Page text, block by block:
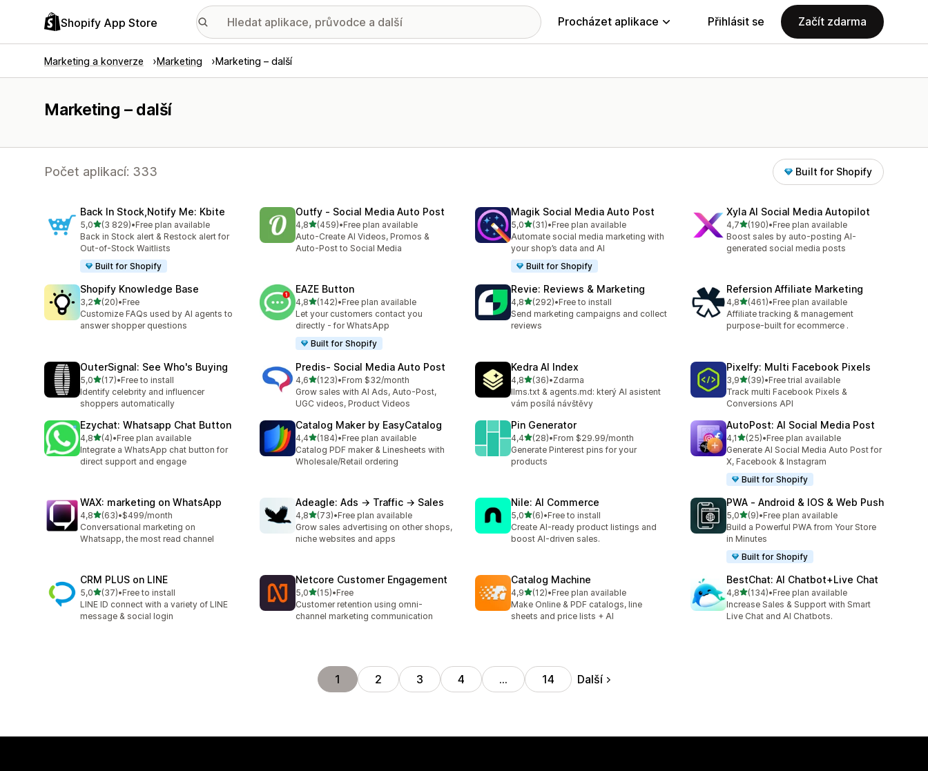
Shopify App Store Procházet aplikace Přihlásit se Začít zdarma
Marketing a konverze Marketing Marketing – další
Marketing – další
Počet aplikací: 333 Built for Shopify
Back In Stock,Notify Me: Kbite
5,0z 5 hvězd
(3 829)
Celkový počet recenzí: 3829
•Free plan available
Back in Stock alert & Restock alert for
Out-of-Stock Waitlists
Built for Shopify
Outfy ‑ Social Media Auto Post
4,8z 5 hvězd
(459)
Celkový počet recenzí: 459
•Free plan available
Auto-Create AI Videos, Promos &
Auto-Post to Social Media
Magik Social Media Auto Post
5,0z 5 hvězd
(31)
Celkový počet recenzí: 31
•Free plan available
Automate social media marketing with
your shop’s data and AI
Built for Shopify
Xyla AI Social Media Autopilot
4,7z 5 hvězd
(190)
Celkový počet recenzí: 190
•Free plan available
Boost sales by auto-posting AI-
generated social media posts
Shopify Knowledge Base
3,2z 5 hvězd
(20)
Celkový počet recenzí: 20
•Free
Customize FAQs used by AI agents to
answer shopper questions
EAZE Button
4,8z 5 hvězd
(142)
Celkový počet recenzí: 142
•Free plan available
Let your customers contact you
directly - for WhatsApp
Built for Shopify
Revie: Reviews & Marketing
4,8z 5 hvězd
(292)
Celkový počet recenzí: 292
•Free to install
Send marketing campaigns and collect
reviews
Refersion Affiliate Marketing
4,8z 5 hvězd
(461)
Celkový počet recenzí: 461
•Free plan available
Affiliate tracking & management
purpose-built for ecommerce .
OuterSignal: See Who's Buying
5,0z 5 hvězd
(17)
Celkový počet recenzí: 17
•Free to install
Identify celebrity and influencer
shoppers automatically
Predis‑ Social Media Auto Post
4,6z 5 hvězd
(123)
Celkový počet recenzí: 123
•From $32/month
Grow sales with AI Ads, Auto-Post,
UGC videos, Product Videos
Kedra AI Index
4,8z 5 hvězd
(36)
Celkový počet recenzí: 36
•Zdarma
llms.txt & agents.md: který AI asistent
vám posílá návštěvy
Pixelfy: Multi Facebook Pixels
3,9z 5 hvězd
(39)
Celkový počet recenzí: 39
•Free trial available
Track multi Facebook Pixels &
Conversions API
Ezychat: Whatsapp Chat Button
4,8z 5 hvězd
(4)
Celkový počet recenzí: 4
•Free plan available
Integrate a WhatsApp chat button for
direct support and engage
Catalog Maker by EasyCatalog
4,4z 5 hvězd
(184)
Celkový počet recenzí: 184
•Free plan available
Catalog PDF maker & Linesheets with
Wholesale/Retail ordering
Pin Generator
4,4z 5 hvězd
(28)
Celkový počet recenzí: 28
•From $29.99/month
Generate Pinterest pins for your
products
AutoPost: AI Social Media Post
4,1z 5 hvězd
(25)
Celkový počet recenzí: 25
•Free plan available
Generate AI Social Media Auto Post for
X, Facebook & Instagram
Built for Shopify
WAX: marketing on WhatsApp
4,8z 5 hvězd
(63)
Celkový počet recenzí: 63
•$499/month
Conversational marketing on
Whatsapp, the most read channel
Adeagle: Ads → Traffic → Sales
4,8z 5 hvězd
(73)
Celkový počet recenzí: 73
•Free plan available
Grow sales advertising on other shops,
niche websites and apps
Nile: AI Commerce
5,0z 5 hvězd
(6)
Celkový počet recenzí: 6
•Free to install
Create AI-ready product listings and
boost AI-driven sales.
PWA ‑ Android & IOS & Web Push
5,0z 5 hvězd
(9)
Celkový počet recenzí: 9
•Free plan available
Build a Powerful PWA from Your Store
in Minutes
Built for Shopify
CRM PLUS on LINE
5,0z 5 hvězd
(37)
Celkový počet recenzí: 37
•Free to install
LINE ID connect with a variety of LINE
message & social login
Netcore Customer Engagement
5,0z 5 hvězd
(15)
Celkový počet recenzí: 15
•Free
Customer retention using omni-
channel marketing communication
Catalog Machine
4,9z 5 hvězd
(12)
Celkový počet recenzí: 12
•Free plan available
Make Online & PDF catalogs, line
sheets and price lists + AI
BestChat: AI Chatbot+Live Chat
4,8z 5 hvězd
(134)
Celkový počet recenzí: 134
•Free plan available
Increase Sales & Support with Smart
Live Chat and AI Chatbots.
1 2 3 4 … 14 Další